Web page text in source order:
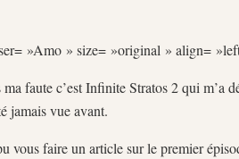
»Amo » size= »original » align=
ma faute c’est Infinite Stratos 2 qui m’a
jamais vue avant.
vous faire un article sur le premier